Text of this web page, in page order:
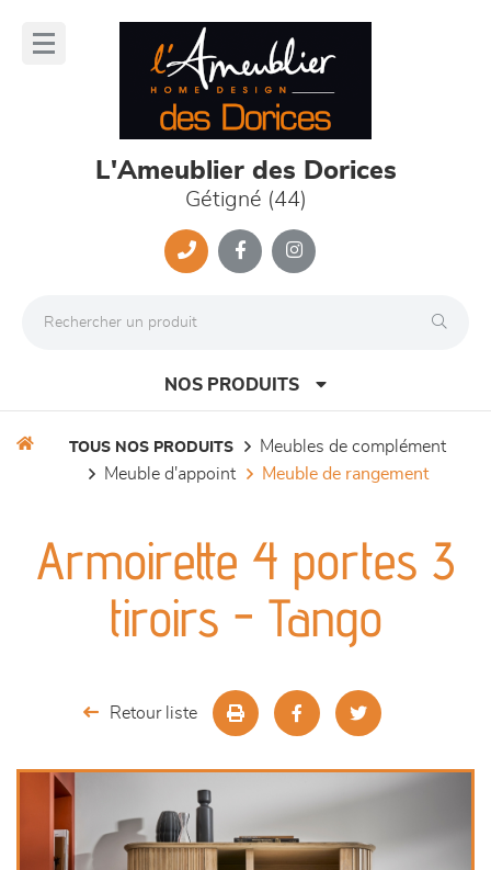
L'Ameublier des Dorices
Gétigné (44)
NOS PRODUITS
séjours
meubles de complément
outdoor
TOUS NOS PRODUITS
meubles de complément
meuble d'appoint
meuble de rangement
Armoirette 4 portes 3
tiroirs - Tango
Retour liste